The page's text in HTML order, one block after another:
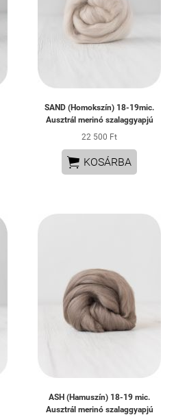
SAND (Homokszín) 18-19mic.
Ausztrál merinó szalaggyapjú
22 500 Ft
 KOSÁRBA
ASH (Hamuszín) 18-19 mic.
Ausztrál merinó szalaggyapjú